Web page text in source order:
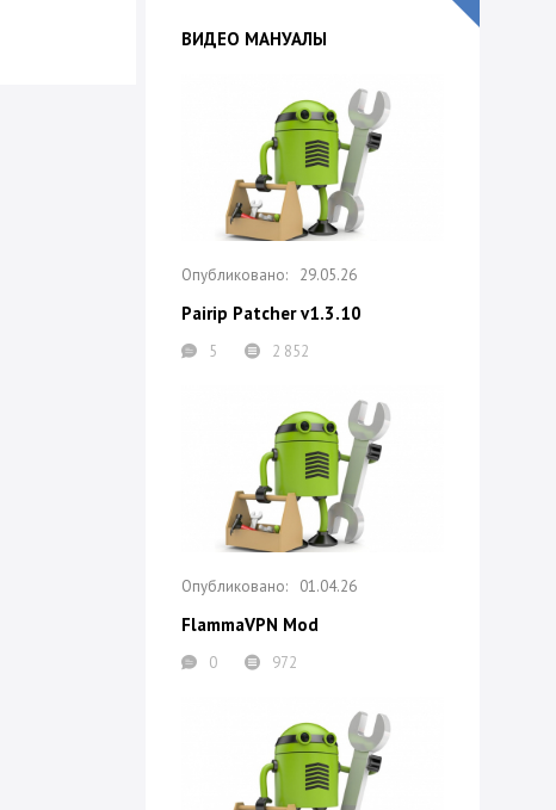
ВИДЕО МАНУАЛЫ
29.05.26
Pairip Patcher v1.3.10
5 2 852
01.04.26
FlammaVPN Mod
0 972